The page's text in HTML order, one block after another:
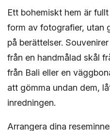
Ett bohemiskt hem är
form av fotografier, utan
på berättelser.
från en handmålad skål
från Bali eller en
att gömma undan dem,
inredningen.
Arrangera dina